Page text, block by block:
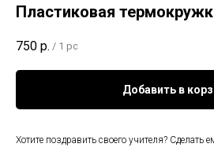
Пластиковая
750 р. / 1 pc
Добавить в
Хотите поздравить своего учителя? Сделать